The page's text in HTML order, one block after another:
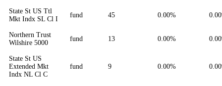
State St US Ttl
Mkt Indx SL Cl I
fund 45 0.00%
Northern Trust
Wilshire 5000
fund 13 0.00%
State St US
Extended Mkt
Indx NL Cl C
fund 9 0.00%